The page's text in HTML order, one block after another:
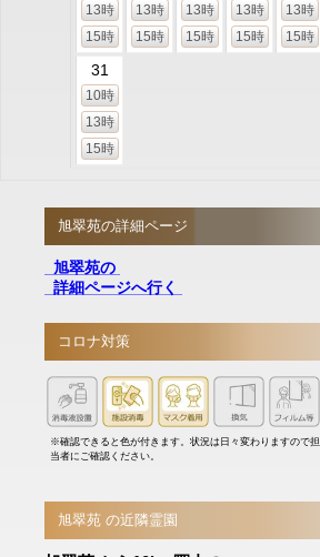
13時
15時
13時
15時
13時
15時
13時
15時
13時
15時
31
10時
13時
15時
旭翠苑の詳細ページ
旭翠苑の
詳細ページへ行く
コロナ対策
※確認できると色が付きます。状況は日々変わりますので担
当者にご確認ください。
旭翠苑 の近隣霊園